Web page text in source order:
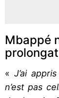
Mbappé
« J’ai
n’est pas